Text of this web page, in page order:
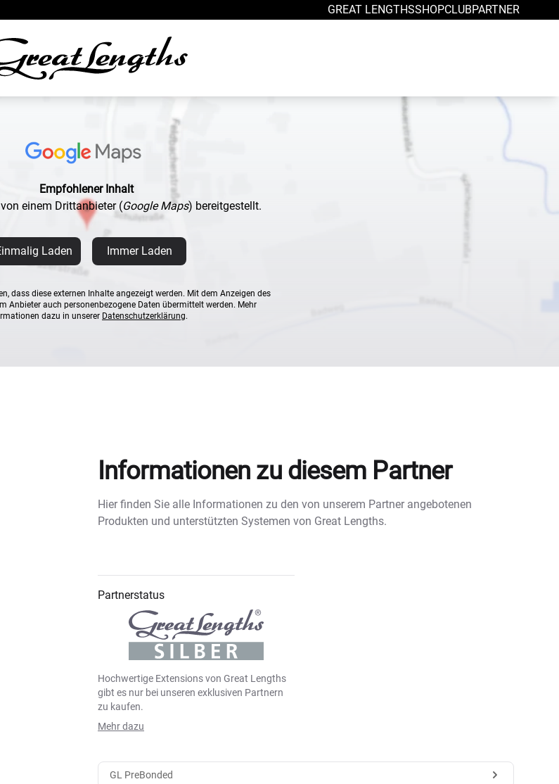
GREAT LENGTHSSHOPCLUBPARTNER
Empfohlener Inhalt
einem Drittanbieter (Google Maps) bereitgestellt.
Laden Immer Laden
dass diese externen Inhalte angezeigt werden. Mit dem Anzeigen des
Anbieter auch personenbezogene Daten übermittelt werden. Mehr
dazu in unserer Datenschutzerklärung.
Informationen zu diesem Partner
Hier finden Sie alle Informationen zu den von unserem Partner angebotenen
Produkten und unterstützten Systemen von Great Lengths.
Partnerstatus
Hochwertige Extensions von Great Lengths
gibt es nur bei unseren exklusiven Partnern
zu kaufen.
Mehr dazu
GL PreBonded